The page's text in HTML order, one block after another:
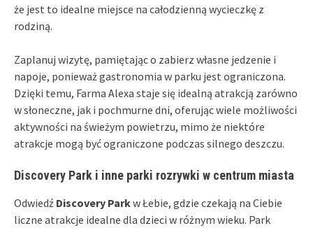
że jest to idealne miejsce na całodzienną wycieczkę z
rodziną.
Zaplanuj wizytę, pamiętając o zabierz własne jedzenie i
napoje, ponieważ gastronomia w parku jest ograniczona.
Dzięki temu, Farma Alexa staje się idealną atrakcją zarówno
w słoneczne, jak i pochmurne dni, oferując wiele możliwości
aktywności na świeżym powietrzu, mimo że niektóre
atrakcje mogą być ograniczone podczas silnego deszczu.
Discovery Park i inne parki rozrywki w centrum miasta
Odwiedź Discovery Parkw Łebie, gdzie czekają na Ciebie
liczne atrakcje idealne dla dzieci w różnym wieku. Park